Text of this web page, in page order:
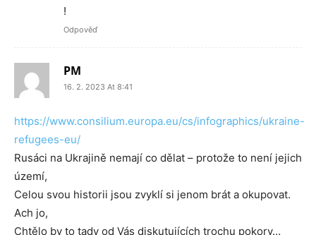
!
Odpověď
PM
16. 2. 2023 At 8:41
https://www.consilium.europa.eu/cs/infographics/ukraine-
refugees-eu/
Rusáci na Ukrajině nemají co dělat – protože to není jejich
území,
Celou svou historii jsou zvyklí si jenom brát a okupovat.
Ach jo,
Chtělo by to tady od Vás diskutujících trochu pokory…